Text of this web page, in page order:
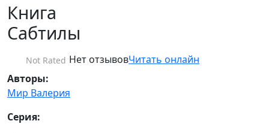
Книга
Сабтилы
Not Rated Нет отзывовЧитать онлайн
Авторы:
Мир Валерия
Серия: